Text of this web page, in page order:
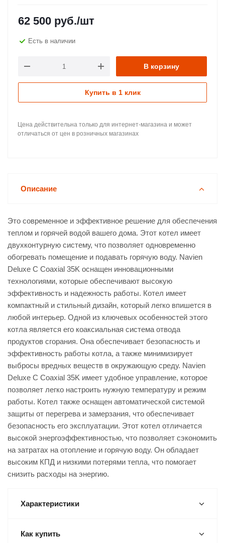
62 500 руб./шт
Есть в наличии
В корзину
Купить в 1 клик
Цена действительна только для интернет-магазина и может
отличаться от цен в розничных магазинах
Описание
Это современное и эффективное решение для обеспечения
теплом и горячей водой вашего дома. Этот котел имеет
двухконтурную систему, что позволяет одновременно
обогревать помещение и подавать горячую воду. Navien
Deluxe C Coaxial 35K оснащен инновационными
технологиями, которые обеспечивают высокую
эффективность и надежность работы. Котел имеет
компактный и стильный дизайн, который легко впишется в
любой интерьер. Одной из ключевых особенностей этого
котла является его коаксиальная система отвода
продуктов сгорания. Она обеспечивает безопасность и
эффективность работы котла, а также минимизирует
выбросы вредных веществ в окружающую среду. Navien
Deluxe C Coaxial 35K имеет удобное управление, которое
позволяет легко настроить нужную температуру и режим
работы. Котел также оснащен автоматической системой
защиты от перегрева и замерзания, что обеспечивает
безопасность его эксплуатации. Этот котел отличается
высокой энергоэффективностью, что позволяет сэкономить
на затратах на отопление и горячую воду. Он обладает
высоким КПД и низкими потерями тепла, что помогает
снизить расходы на энергию.
Характеристики
Как купить